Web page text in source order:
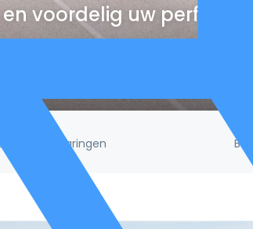
voordelig uw perfecte
ervaringen